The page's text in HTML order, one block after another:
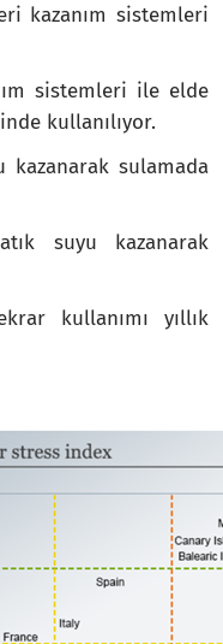
kazanım sistemleri
sistemleri ile elde
kullanılıyor.
kazanarak sulamada
suyu kazanarak
kullanımı yıllık